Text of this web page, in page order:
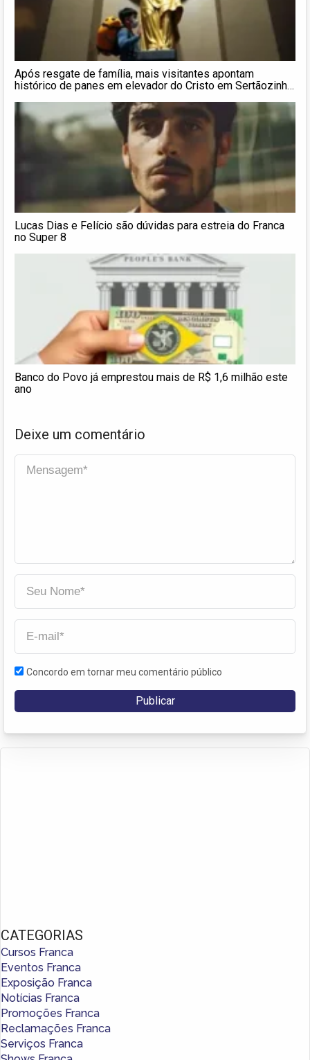
Após resgate de família, mais visitantes apontam
histórico de panes em elevador do Cristo em Sertãozinho,
Lucas Dias e Felício são dúvidas para estreia do Franca
no Super 8
Banco do Povo já emprestou mais de R$ 1,6 milhão este
ano
Deixe um comentário
Concordo em tornar meu comentário público
CATEGORIAS
Cursos Franca
Eventos Franca
Exposição Franca
Notícias Franca
Promoções Franca
Reclamações Franca
Serviços Franca